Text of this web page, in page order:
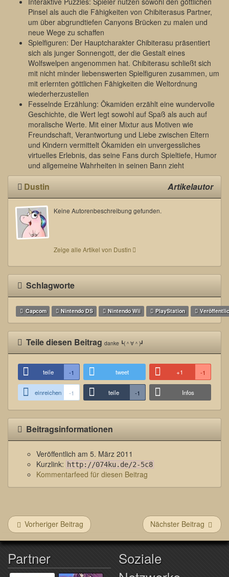
Pinsel als auch die Fähigkeiten von Chibiterasus Partner,
um über abgrundtiefen Canyons Brücken zu malen und
neue Wege zu schaffen
Spielfiguren: Der Hauptcharakter Chibiterasu präsentiert
sich als junger Sonnengott, der die Gestalt eines
Wolfswelpen angenommen hat. Chibiterasu schließt sich
mit nicht minder liebenswerten Spielfiguren zusammen, um
mit erlernten göttlichen Fähigkeiten die Weltordnung
wiederherzustellen
Fesselnde Erzählung: Ōkamiden erzählt eine wundervolle
Geschichte, die Wert legt sowohl auf Spaß als auch auf
moralische Werte. Mit einer Mixtur aus Motiven wie
Freundschaft, Verantwortung und Liebe zwischen Eltern
und Kindern vermittelt Ōkamiden ein unvergessliches
virtuelles Erlebnis, das seine Fans durch Spieltiefe, Humor
und allgemeine Wahrheiten in seinen Bann zieht
Dustin Artikelautor
Keine Autorenbeschreibung gefunden.
Zeige alle Artikel von Dustin
Schlagworte
Capcom Nintendo DS Nintendo Wii PlayStation
Teile diesen Beitragdanke ┗(＾∀＾)┛
teile -1 tweet +1 -1
einreichen -1 teile -1 Infos
Beitragsinformationen
Veröffentlich am 5. März 2011
Kurzlink: http://074ku.de/2-5c8
Kommentarfeed für diesen Beitrag
Vorheriger Beitrag Nächster Beitrag
Partner
Soziale